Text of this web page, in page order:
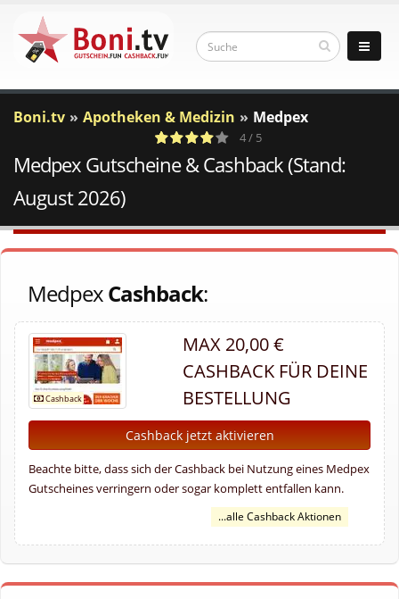
Boni.tv Apotheken & Medizin Medpex
a
c
4 Votes
4 / 5
Medpex Gutscheine & Cashback (Stand:
August 2026)
MedpexCashback:
MAX 20,00 €
CASHBACK FÜR DEINE
BESTELLUNG
Cashback jetzt aktivieren
Beachte bitte, dass sich der Cashback bei Nutzung eines Medpex
Gutscheines verringern oder sogar komplett entfallen kann.
...alle Cashback Aktionen